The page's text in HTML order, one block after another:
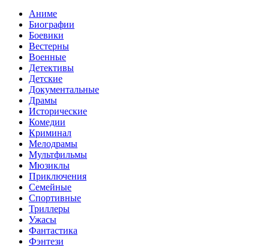
Аниме
Биографии
Боевики
Вестерны
Военные
Детективы
Детские
Документальные
Драмы
Исторические
Комедии
Криминал
Мелодрамы
Мультфильмы
Мюзиклы
Приключения
Семейные
Спортивные
Триллеры
Ужасы
Фантастика
Фэнтези